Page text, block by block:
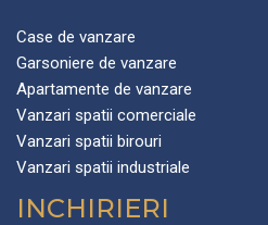
Case de vanzare
Garsoniere de vanzare
Apartamente de vanzare
Vanzari spatii comerciale
Vanzari spatii birouri
Vanzari spatii industriale
INCHIRIERI